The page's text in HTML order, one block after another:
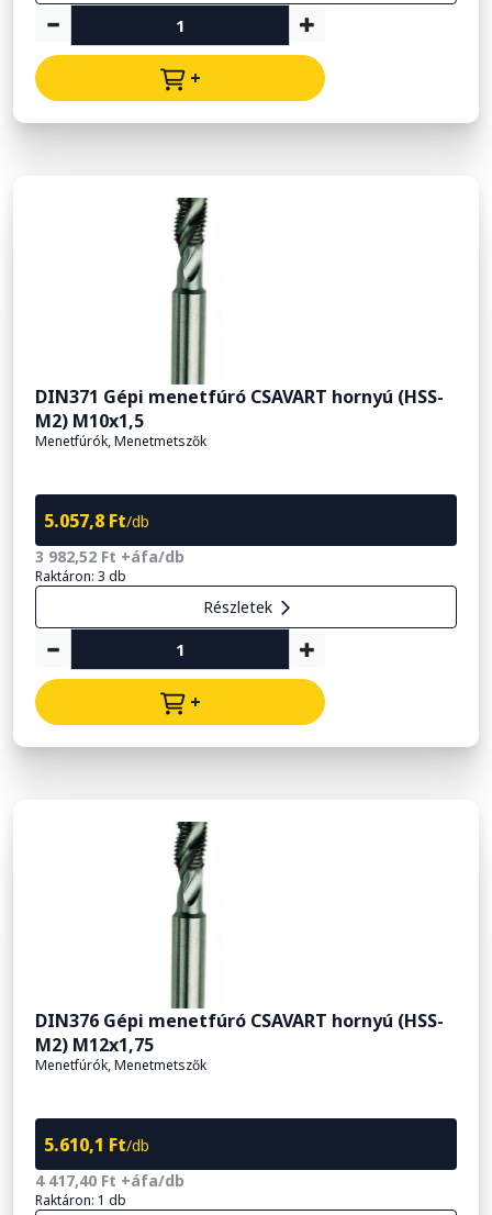
+
DIN371 Gépi menetfúró CSAVART hornyú (HSS-
M2) M10x1,5
Menetfúrók, Menetmetszők
5.057,8 Ft/db
3 982,52 Ft +áfa/db
Raktáron: 3 db
Részletek
+
DIN376 Gépi menetfúró CSAVART hornyú (HSS-
M2) M12x1,75
Menetfúrók, Menetmetszők
5.610,1 Ft/db
4 417,40 Ft +áfa/db
Raktáron: 1 db